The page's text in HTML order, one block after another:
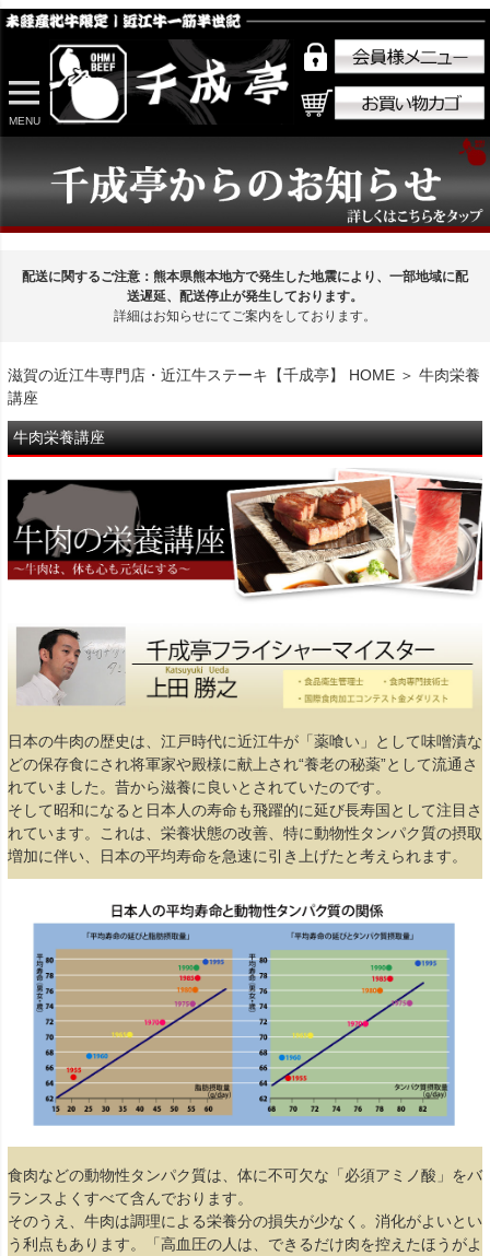
MENU
配送に関するご注意：熊本県熊本地方で発生した地震により、一部地域に配
送遅延、配送停止が発生しております。
詳細はお知らせにてご案内をしております。
滋賀の近江牛専門店・近江牛ステーキ【千成亭】 HOME ＞ 牛肉栄養
講座
牛肉栄養講座
日本の牛肉の歴史は、江戸時代に近江牛が「薬喰い」として味噌漬な
どの保存食にされ将軍家や殿様に献上され“養老の秘薬”として流通さ
れていました。昔から滋養に良いとされていたのです。
そして昭和になると日本人の寿命も飛躍的に延び長寿国として注目さ
れています。これは、栄養状態の改善、特に動物性タンパク質の摂取
増加に伴い、日本の平均寿命を急速に引き上げたと考えられます。
食肉などの動物性タンパク質は、体に不可欠な「必須アミノ酸」をバ
ランスよくすべて含んでおります。
そのうえ、牛肉は調理による栄養分の損失が少なく。消化がよいとい
う利点もあります。「高血圧の人は、できるだけ肉を控えたほうがよ